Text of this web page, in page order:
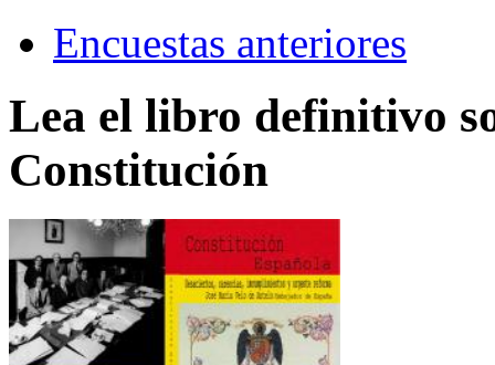
Encuestas anteriores
Lea el libro definitivo
Constitución